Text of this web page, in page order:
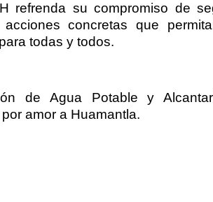
refrenda su compromiso de
concretas que
todas y todos.
de Agua Potable y
amor a Huamantla.